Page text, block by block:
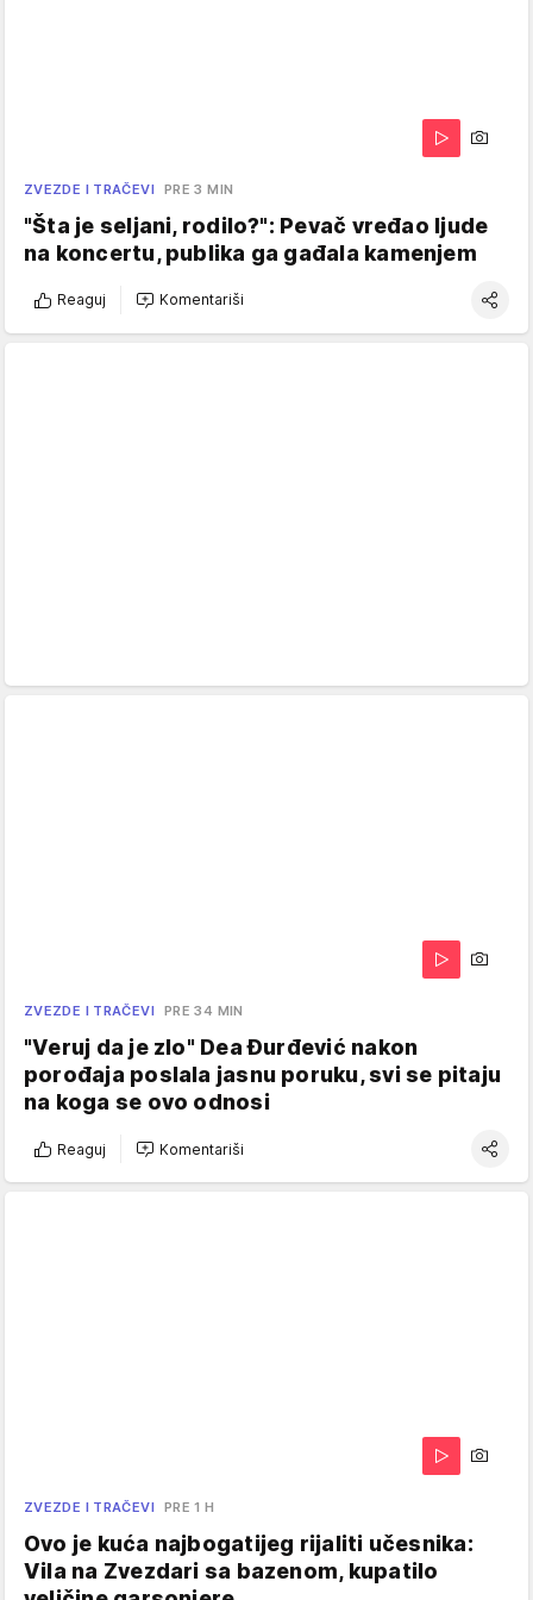
ZVEZDE I TRAČEVI PRE 3 MIN
"Šta je seljani, rodilo?": Pevač vređao ljude
na koncertu, publika ga gađala kamenjem
Reaguj Komentariši
ZVEZDE I TRAČEVI PRE 34 MIN
"Veruj da je zlo" Dea Đurđević nakon
porođaja poslala jasnu poruku, svi se pitaju
na koga se ovo odnosi
Reaguj Komentariši
ZVEZDE I TRAČEVI PRE 1 H
Ovo je kuća najbogatijeg rijaliti učesnika:
Vila na Zvezdari sa bazenom, kupatilo